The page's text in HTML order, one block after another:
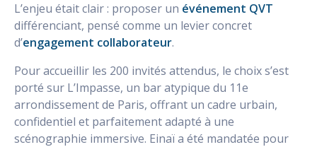
L’enjeu était clair : proposer un événement QVT
différenciant, pensé comme un levier concret
d’engagement collaborateur.
Pour accueillir les 200 invités attendus, le choix s’est
porté sur L’Impasse, un bar atypique du 11e
arrondissement de Paris, offrant un cadre urbain,
confidentiel et parfaitement adapté à une
scénographie immersive. Einaï a été mandatée pour